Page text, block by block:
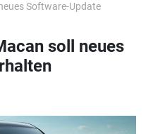
Software-Update
soll neues